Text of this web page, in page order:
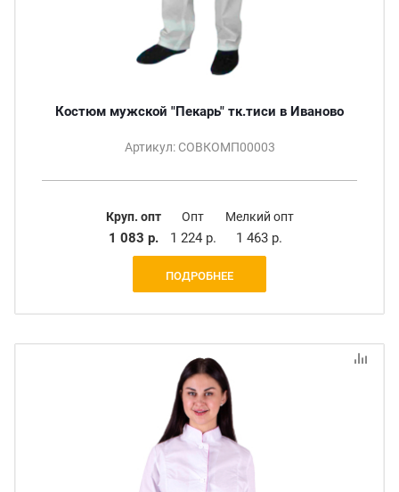
Костюм мужской "Пекарь" тк.тиси в Иваново
Артикул: СОВКОМП00003
Круп. опт
1 083 р.
Опт
1 224 р.
Мелкий опт
1 463 р.
ПОДРОБНЕЕ